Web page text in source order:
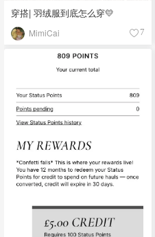
穿搭| 羽绒服到底怎么穿💛
MimiCai 7